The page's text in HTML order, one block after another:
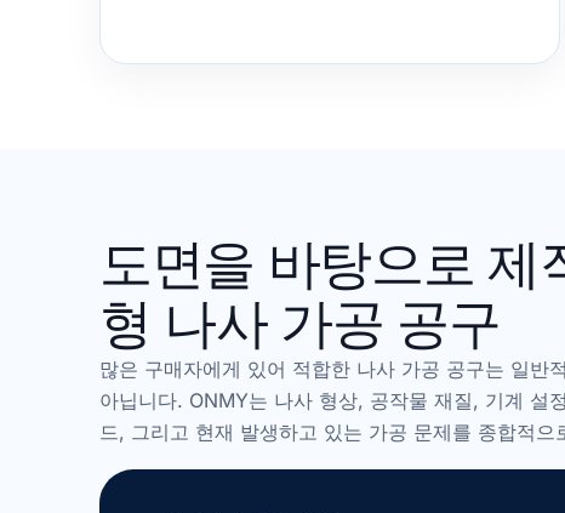
도면을 바탕으로 제
형 나사 가공 공구
많은 구매자에게 있어 적합한 나사 가공 공구는 일반
아닙니다. ONMY는 나사 형상, 공작물 재질, 기계 설
드, 그리고 현재 발생하고 있는 가공 문제를 종합적으